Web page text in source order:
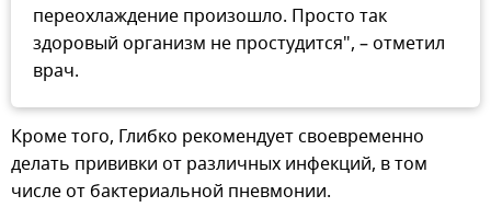
переохлаждение произошло. Просто так
здоровый организм не простудится", – отметил
врач.
Кроме того, Глибко рекомендует своевременно
делать прививки от различных инфекций, в том
числе от бактериальной пневмонии.